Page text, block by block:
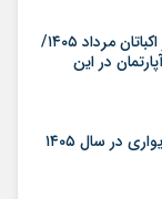
لیست قیمت خرید مسکن در اکباتان مرداد ۱۴۰۵/
در این
در سال ۱۴۰۵